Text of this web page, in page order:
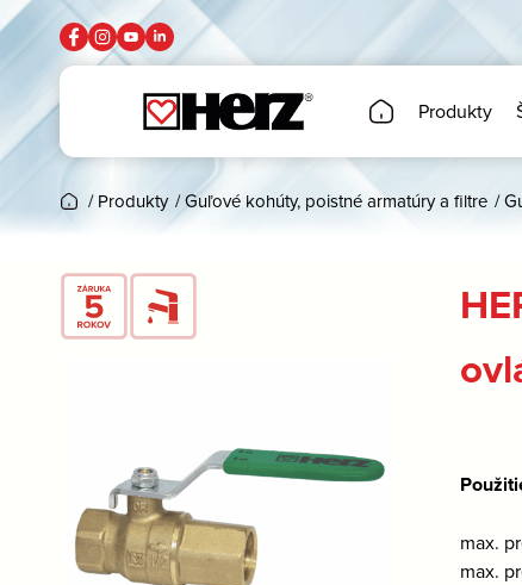
Produkty
/ Produkty /Guľové kohúty, poistné armatúry a filtre /
max.
max.